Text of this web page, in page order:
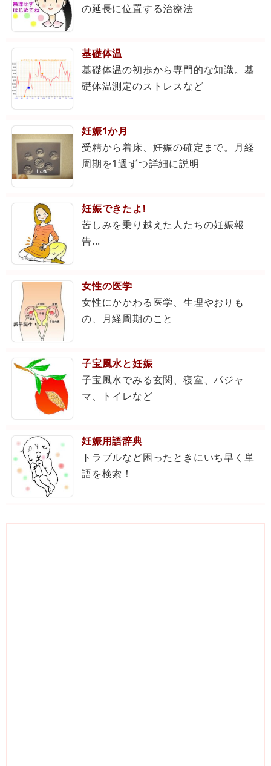
の延長に位置する治療法
基礎体温
基礎体温の初歩から専門的な知識。基
礎体温測定のストレスなど
妊娠1か月
受精から着床、妊娠の確定まで。月経
周期を1週ずつ詳細に説明
妊娠できたよ!
苦しみを乗り越えた人たちの妊娠報
告...
女性の医学
女性にかかわる医学、生理やおりも
の、月経周期のこと
子宝風水と妊娠
子宝風水でみる玄関、寝室、パジャ
マ、トイレなど
妊娠用語辞典
トラブルなど困ったときにいち早く単
語を検索！